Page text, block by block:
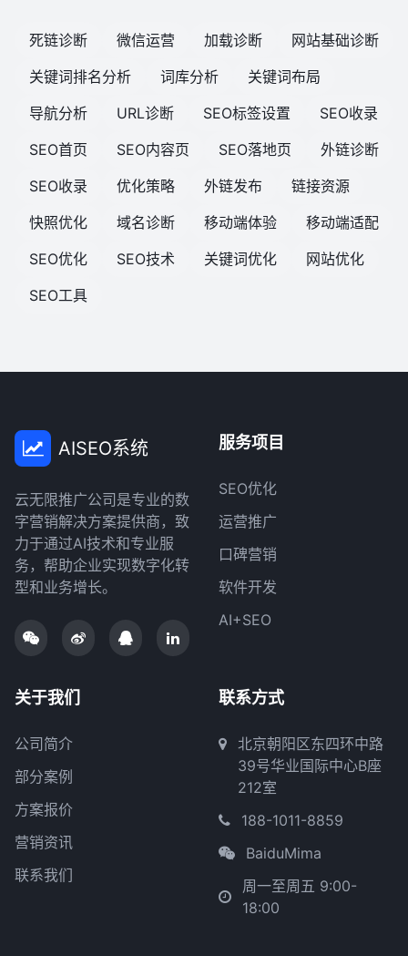
死链诊断 微信运营 加载诊断
网站基础诊断
关键词排名分析
词库分析
关键词布局
导航分析
URL诊断 SEO标签设置
SEO收录
SEO首页
SEO内容页 SEO落地页
外链诊断
SEO收录
优化策略 外链发布
链接资源
快照优化
域名诊断 移动端体验
移动端适配
SEO优化
SEO技术 关键词优化
网站优化
SEO工具
AISEO系统
云无限推广公司是专业的数
字营销解决方案提供商，致
力于通过AI技术和专业服
务，帮助企业实现数字化转
型和业务增长。
服务项目
SEO优化
运营推广
口碑营销
软件开发
AI+SEO
关于我们
公司简介
部分案例
方案报价
营销资讯
联系我们
联系方式
北京朝阳区东四环中路
39号华业国际中心B座
212室
188-1011-8859
BaiduMima
周一至周五 9:00-
18:00